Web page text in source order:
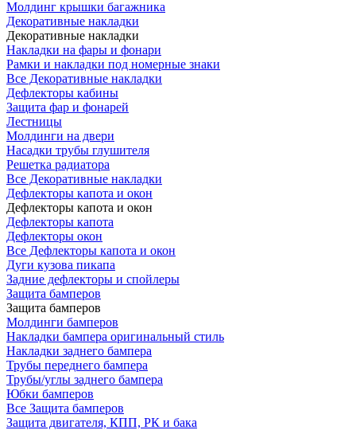
Молдинг крышки багажника
Декоративные накладки
Декоративные накладки
Накладки на фары и фонари
Рамки и накладки под номерные знаки
Все Декоративные накладки
Дефлекторы кабины
Защита фар и фонарей
Лестницы
Молдинги на двери
Насадки трубы глушителя
Решетка радиатора
Все Декоративные накладки
Дефлекторы капота и окон
Дефлекторы капота и окон
Дефлекторы капота
Дефлекторы окон
Все Дефлекторы капота и окон
Дуги кузова пикапа
Задние дефлекторы и спойлеры
Защита бамперов
Защита бамперов
Молдинги бамперов
Накладки бампера оригинальный стиль
Накладки заднего бампера
Трубы переднего бампера
Трубы/углы заднего бампера
Юбки бамперов
Все Защита бамперов
Защита двигателя, КПП, РК и бака